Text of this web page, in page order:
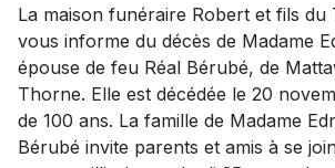
La maison funéraire Robert et fils du
vous informe du décès de Madame
épouse de feu Réal Bérubé, de
Thorne. Elle est décédée le 20
de 100 ans. La famille de Madame
Bérubé invite parents et amis à se